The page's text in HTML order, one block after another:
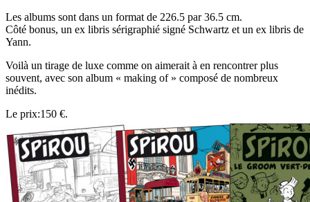
Les albums sont dans un format de 226.5 par 36.5 cm.
Côté bonus, un ex libris sérigraphié signé Schwartz et un ex libris de
Yann.
Voilà un tirage de luxe comme on aimerait à en rencontrer plus
souvent, avec son album « making of » composé de nombreux
inédits.
Le prix:150 €.